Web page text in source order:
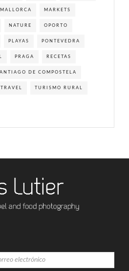
MALLORCA MARKETS
NATURE OPORTO
PLAYAS PONTEVEDRA
PRAGA RECETAS
DE COMPOSTELA
TRAVEL TURISMO RURAL